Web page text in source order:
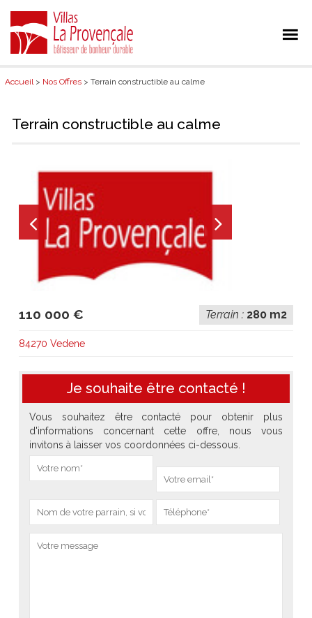
Accueil> Nos Offres > Terrain constructible au calme
Terrain constructible au calme
110 000 € Terrain : 280 m2
84270 Vedene
Je souhaite être contacté !
Vous souhaitez être contacté pour obtenir plus
d'informations concernant cette offre, nous vous
invitons à laisser vos coordonnées ci-dessous.